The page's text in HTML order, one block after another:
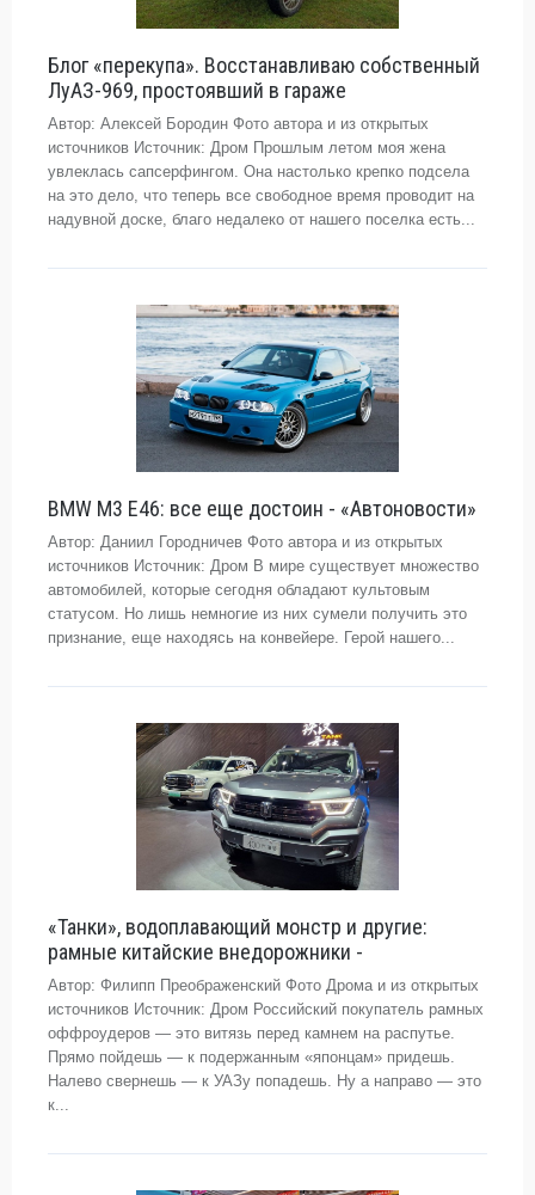
Блог «перекупа». Восстанавливаю собственный
ЛуАЗ-969, простоявший в гараже
Автор: Алексей Бородин Фото автора и из открытых
источников Источник: Дром Прошлым летом моя жена
увлеклась сапсерфингом. Она настолько крепко подсела
на это дело, что теперь все свободное время проводит на
надувной доске, благо недалеко от нашего поселка есть...
BMW M3 E46: все еще достоин - «Автоновости»
Автор: Даниил Городничев Фото автора и из открытых
источников Источник: Дром В мире существует множество
автомобилей, которые сегодня обладают культовым
статусом. Но лишь немногие из них сумели получить это
признание, еще находясь на конвейере. Герой нашего...
«Танки», водоплавающий монстр и другие:
рамные китайские внедорожники -
Автор: Филипп Преображенский Фото Дрома и из открытых
источников Источник: Дром Российский покупатель рамных
оффроудеров — это витязь перед камнем на распутье.
Прямо пойдешь — к подержанным «японцам» придешь.
Налево свернешь — к УАЗу попадешь. Ну а направо — это
к...